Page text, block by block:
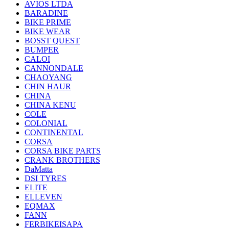
AVIOS LTDA
BARADINE
BIKE PRIME
BIKE WEAR
BOSST QUEST
BUMPER
CALOI
CANNONDALE
CHAOYANG
CHIN HAUR
CHINA
CHINA KENU
COLE
COLONIAL
CONTINENTAL
CORSA
CORSA BIKE PARTS
CRANK BROTHERS
DaMatta
DSI TYRES
ELITE
ELLEVEN
EQMAX
FANN
FERBIKEISAPA